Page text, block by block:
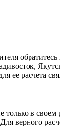
ее расчета
только в
верного